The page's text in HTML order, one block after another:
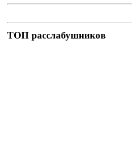
ТОП расслабушников